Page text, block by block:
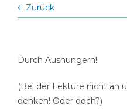
Zurück
Durch Aushungern!
(Bei der Lektüre nicht an
denken! Oder doch?)